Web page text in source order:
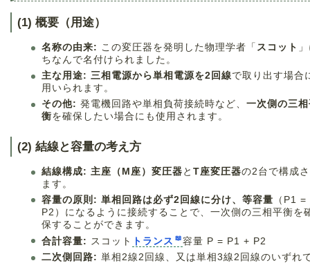
(1) 概要（用途）
名称の由来: この変圧器を発明した物理学者「 スコット
ちなんで名付けられました。
主な用途: 三相電源から単相電源を2回線で取り出す場合
用いられます。
その他: 発電機回路や単相負荷接続時など、 一次側の三
衡を確保したい場合にも使用されます。
(2) 結線と容量の考え方
結線構成: 主座（M座）変圧器 と T座変圧器の2台で構成
ます。
容量の原則: 単相回路は必ず2回線に分け、等容量 （P1 =
P2）になるように接続することで、一次側の三相平衡を
保することができます。
合計容量: スコット トランス
容量 P = P1 + P2
二次側回路: 単相2線2回線、又は単相3線2回線のいずれ